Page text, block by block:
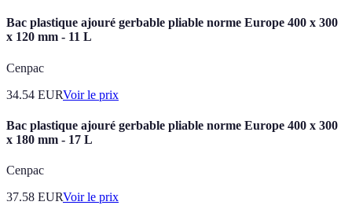
Bac plastique ajouré gerbable pliable norme Europe 400 x 300
x 120 mm - 11 L
Cenpac
34.54 EURVoir le prix
Bac plastique ajouré gerbable pliable norme Europe 400 x 300
x 180 mm - 17 L
Cenpac
37.58 EURVoir le prix